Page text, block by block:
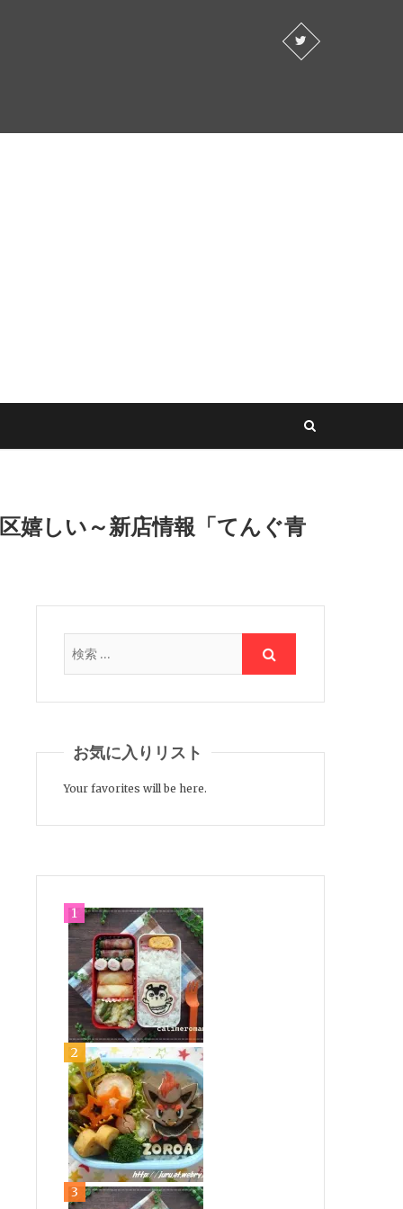
嬉しい～新店情報「てんぐ青
お気に入りリスト
Your favorites will be here.